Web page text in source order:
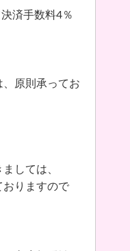
済手数料4％
、原則承ってお
しては、
おりますので